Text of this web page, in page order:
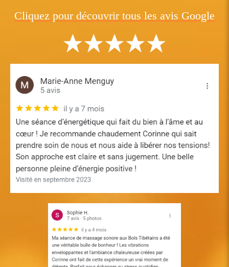
Cliquez pour découvrir tous les avis Google